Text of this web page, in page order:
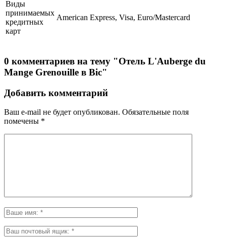
Виды
принимаемых
кредитных
карт
American Express, Visa, Euro/Mastercard
0 комментариев на тему "Отель L'Auberge du
Mange Grenouille в Bic"
Добавить комментарий
Ваш e-mail не будет опубликован. Обязательные поля
помечены *